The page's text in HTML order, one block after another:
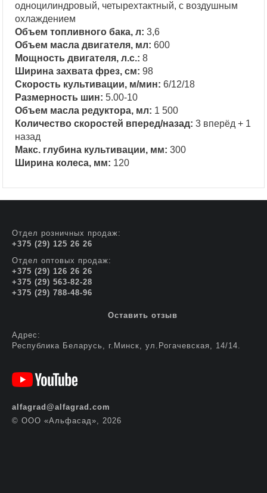
одноцилиндровый, четырехтактный, с воздушным
охлаждением
Объем топливного бака, л: 3,6
Объем масла двигателя, мл: 600
Мощность двигателя, л.с.: 8
Ширина захвата фрез, см: 98
Скорость культивации, м/мин: 6/12/18
Размерность шин: 5.00-10
Объем масла редуктора, мл: 1 500
Количество скоростей вперед/назад: 3 вперёд + 1
назад
Макс. глубина культивации, мм: 300
Ширина колеса, мм: 120
Адрес:
Республика Беларусь, г.Минск, ул.Рогачевская, 14/14.
Отдел розничных продаж:
+375 (29) 125 26 26
Отдел оптовых продаж:
+375 (29) 126 26 26
+375 (29) 563-82-28
+375 (29) 788-48-96
alfagrad@alfagrad.com
© ООО «Альфасад», 2026
Оставить отзыв